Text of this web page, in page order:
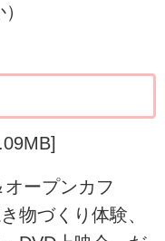
ープンカフ
物づくり体験、